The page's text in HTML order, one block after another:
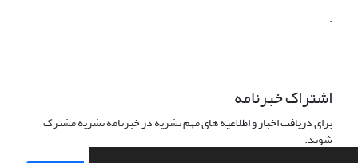
.
اشتراک خبرنامه
برای دریافت اخبار و اطلاعیه های مهم نشریه در خبرنامه نشریه مشترک
شوید.